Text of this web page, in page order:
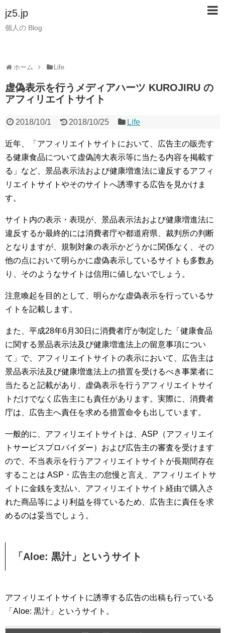
jz5.jp
個人の Blog
ホーム Life
虚偽表示を行うメディアハーツ KUROJIRU の
アフィリエイトサイト
2018/10/1 2018/10/25 Life
近年、「アフィリエイトサイトにおいて、広告主の販売す
る健康食品について虚偽誇大表示等に当たる内容を掲載す
る」など、景品表示法および健康増進法に違反するアフィ
リエイトサイトやそのサイトへ誘導する広告を見かけま
す。
サイト内の表示・表現が、景品表示法および健康増進法に
違反するか最終的には消費者庁や都道府県、裁判所の判断
となりますが、規制対象の表示かどうかに関係なく、その
他の点において明らかに虚偽表示しているサイトも多数あ
り、そのようなサイトは信用に値しないでしょう。
注意喚起を目的として、明らかな虚偽表示を行っているサ
イトを記載します。
また、平成28年6月30日に消費者庁が制定した「健康食品
に関する景品表示法及び健康増進法上の留意事項につい
て」で、アフィリエイトサイトの表示において、広告主は
景品表示法及び健康増進法上の措置を受けるべき事業者に
当たると記載があり、虚偽表示を行うアフィリエイトサイ
トだけでなく広告主にも責任があります。実際に、消費者
庁は、広告主へ責任を求める措置命令も出しています。
一般的に、アフィリエイトサイトは、ASP（アフィリエイ
トサービスプロバイダー）および広告主の審査を受けます
ので、不当表示を行うアフィリエイトサイトが長期間存在
することは ASP・広告主の怠慢と言え、アフィリエイトサ
イトに金銭を支払い、アフィリエイトサイト経由で購入さ
れた商品等により利益を得ているため、広告主に責任を求
めるのは妥当でしょう。
「Aloe: 黒汁」というサイト
アフィリエイトサイトに誘導する広告の出稿も行っている
「Aloe: 黒汁」というサイト。